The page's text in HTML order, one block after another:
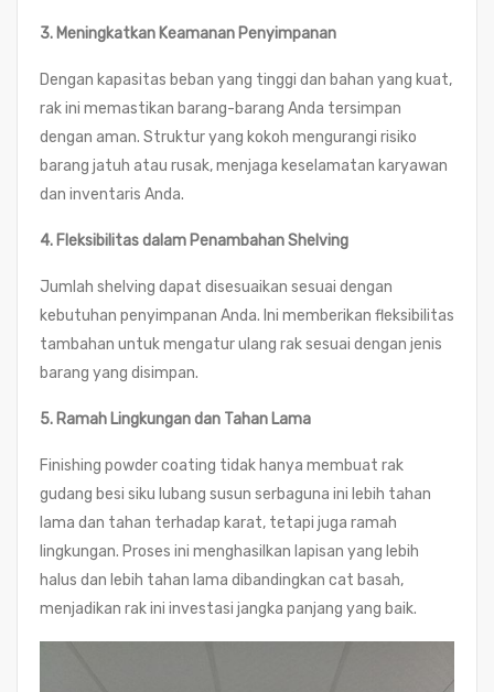
3. Meningkatkan Keamanan Penyimpanan
Dengan kapasitas beban yang tinggi dan bahan yang kuat,
rak ini memastikan barang-barang Anda tersimpan
dengan aman. Struktur yang kokoh mengurangi risiko
barang jatuh atau rusak, menjaga keselamatan karyawan
dan inventaris Anda.
4. Fleksibilitas dalam Penambahan Shelving
Jumlah shelving dapat disesuaikan sesuai dengan
kebutuhan penyimpanan Anda. Ini memberikan fleksibilitas
tambahan untuk mengatur ulang rak sesuai dengan jenis
barang yang disimpan.
5. Ramah Lingkungan dan Tahan Lama
Finishing powder coating tidak hanya membuat rak
gudang besi siku lubang susun serbaguna ini lebih tahan
lama dan tahan terhadap karat, tetapi juga ramah
lingkungan. Proses ini menghasilkan lapisan yang lebih
halus dan lebih tahan lama dibandingkan cat basah,
menjadikan rak ini investasi jangka panjang yang baik.